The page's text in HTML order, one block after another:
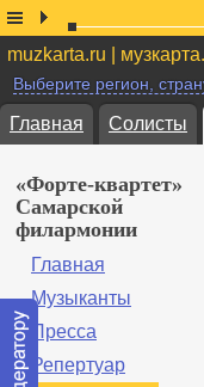
muzkarta.ru |
Выберите регион,
Главная Солисты
«Форте-квартет»
Самарской
филармонии
Главная
Музыканты
Пресса
Репертуар